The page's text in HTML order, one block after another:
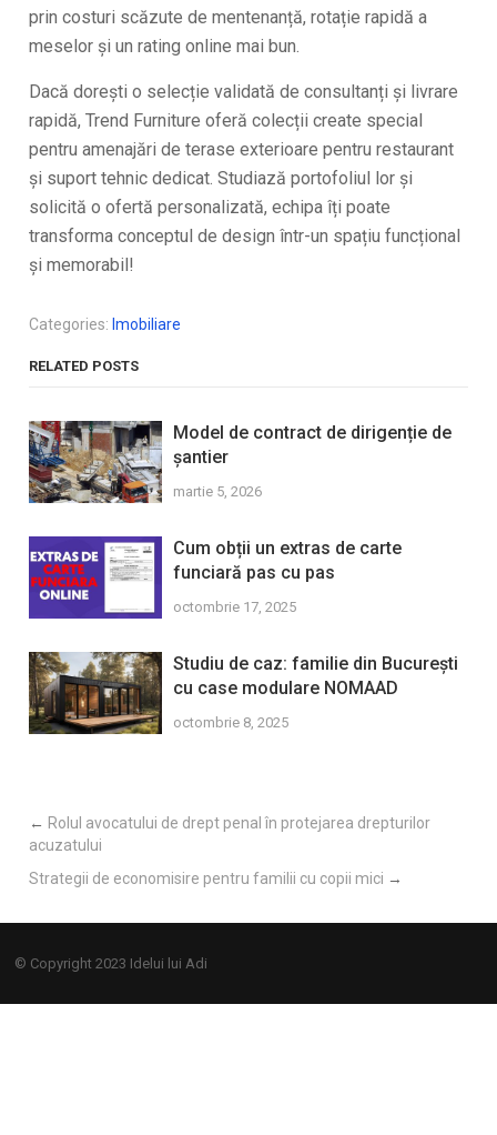
prin costuri scăzute de mentenanță, rotație rapidă a
meselor și un rating online mai bun.
Dacă dorești o selecție validată de consultanți și livrare
rapidă, Trend Furniture oferă colecții create special
pentru amenajări de terase exterioare pentru restaurant
și suport tehnic dedicat. Studiază portofoliul lor și
solicită o ofertă personalizată, echipa îți poate
transforma conceptul de design într-un spațiu funcțional
și memorabil!
Categories: Imobiliare
RELATED POSTS
Model de contract de dirigenție de
șantier
martie 5, 2026
Cum obții un extras de carte
funciară pas cu pas
octombrie 17, 2025
Studiu de caz: familie din București
cu case modulare NOMAAD
octombrie 8, 2025
← Rolul avocatului de drept penal în protejarea drepturilor
acuzatului
Strategii de economisire pentru familii cu copii mici →
© Copyright 2023 Idelui lui Adi